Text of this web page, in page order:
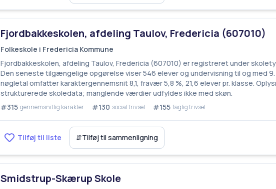
Fjordbakkeskolen, afdeling Taulov, Fredericia (607010)
Folkeskole i Fredericia Kommune
Fjordbakkeskolen, afdeling Taulov, Fredericia (607010) er registreret under
Den seneste tilgængelige opgørelse viser 546 elever og undervisning til og med
nøgletal omfatter karaktergennemsnit 8,1, fravær 5,8 %, 21,6 elever pr. klasse.
strukturerede skoledata; manglende værdier udfyldes ikke med skøn.
#315 gennemsnitlig karakter #130 social trivsel #155 faglig trivsel
Tilføj til liste ⇵Tilføj til sammenligning
Smidstrup-Skærup Skole